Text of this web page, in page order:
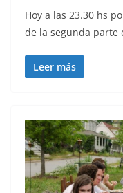
Hoy a las 23.30 hs
de la segunda parte
Leer más